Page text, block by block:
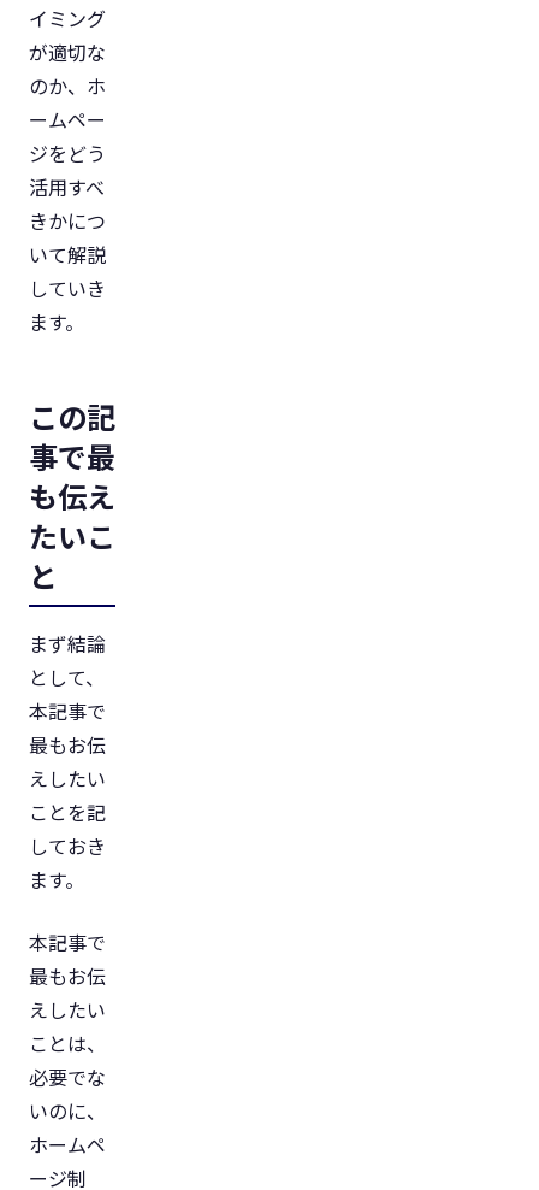
イミング
が適切な
のか、ホ
ームペー
ジをどう
活用すべ
きかにつ
いて解説
していき
ます。
この記
事で最
も伝え
たいこ
と
まず結論
として、
本記事で
最もお伝
えしたい
ことを記
しておき
ます。
本記事で
最もお伝
えしたい
ことは、
必要でな
いのに、
ホームペ
ージ制